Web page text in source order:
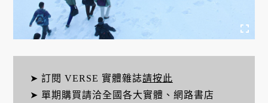
➤ 訂閱 VERSE 實體雜誌請按此
➤ 單期購買請洽全國各大實體、網路書店